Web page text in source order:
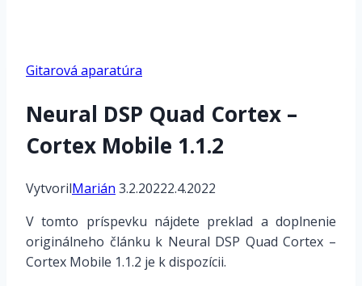
Gitarová aparatúra
Neural DSP Quad Cortex –
Cortex Mobile 1.1.2
VytvorilMarián 3.2.20222.4.2022
V tomto príspevku nájdete preklad a doplnenie
originálneho článku k Neural DSP Quad Cortex –
Cortex Mobile 1.1.2 je k dispozícii.